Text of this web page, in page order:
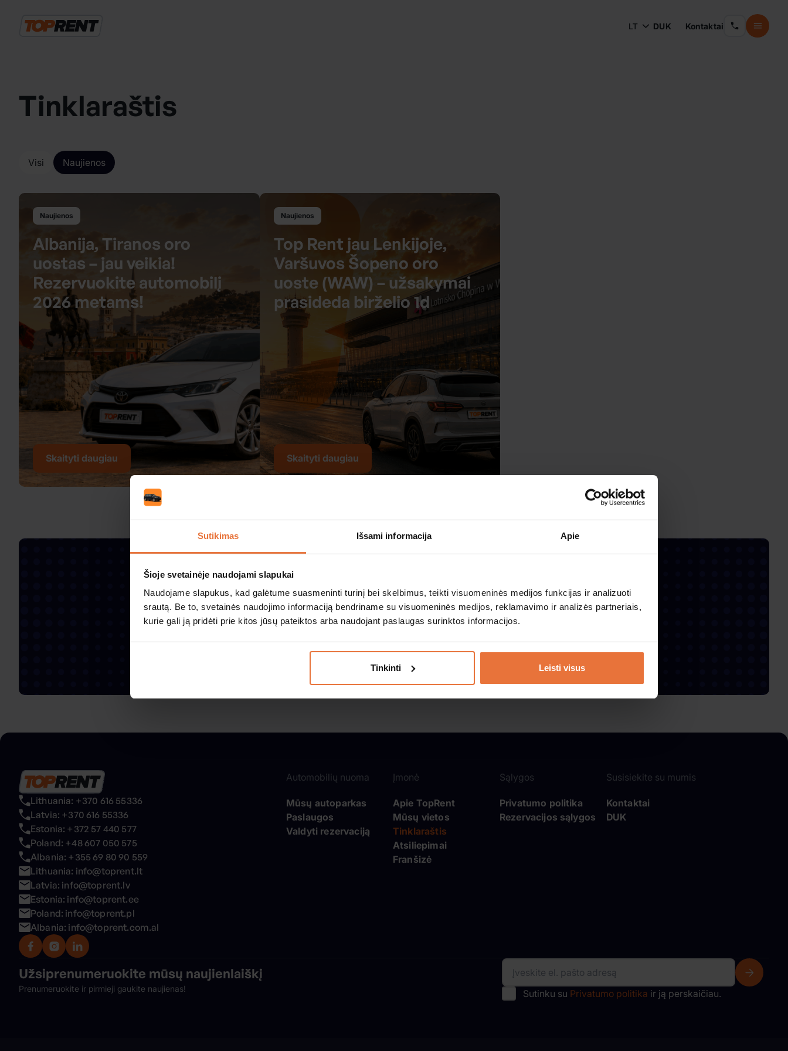
Sutikimas Išsami informacija Apie
Šioje svetainėje naudojami slapukai
Naudojame slapukus, kad galėtume suasmeninti turinį bei skelbimus, teikti visuomeninės medijos funkcijas ir analizuoti
srautą. Be to, svetainės naudojimo informaciją bendriname su visuomeninės medijos, reklamavimo ir analizės partneriais,
kurie gali ją pridėti prie kitos jūsų pateiktos arba naudojant paslaugas surinktos informacijos.
Tinkinti Leisti visus
LT DUK Kontaktai
Tinklaraštis
Visi Naujienos
Naujienos
Albanija, Tiranos oro
uostas – jau veikia!
Rezervuokite automobilį
2026 metams!
Skaityti daugiau
Naujienos
Top Rent jau Lenkijoje,
Varšuvos Šopeno oro
uoste (WAW) – užsakymai
prasideda birželio 1d
Skaityti daugiau
Užsiprenumeruokite mūsų
Prenumeruokite ir pirmieji gaukite naujienas!
Lithuania: +370 616 55336
Latvia: +370 616 55336
Estonia: +372 57 440 577
Poland: +48 607 050 575
Albania: +355 69 80 90 559
Lithuania: info@toprent.lt
Latvia: info@toprent.lv
Estonia: info@toprent.ee
Poland: info@toprent.pl
Albania: info@toprent.com.al
Automobilių nuoma
Mūsų autoparkas
Paslaugos
Valdyti rezervaciją
Įmonė
Apie TopRent
Mūsų vietos
Tinklaraštis
Atsiliepimai
Franšizė
Sąlygos
Privatumo politika
Rezervacijos sąlygos
Susisiekite su mumis
Kontaktai
DUK
Užsiprenumeruokite mūsų naujienlaiškį
Prenumeruokite ir pirmieji gaukite naujienas! Sutinku su Privatumo politika ir ją perskaičiau.